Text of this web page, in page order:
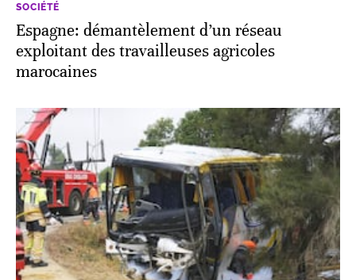
SOCIÉTÉ
Espagne: démantèlement d’un réseau
exploitant des travailleuses agricoles
marocaines